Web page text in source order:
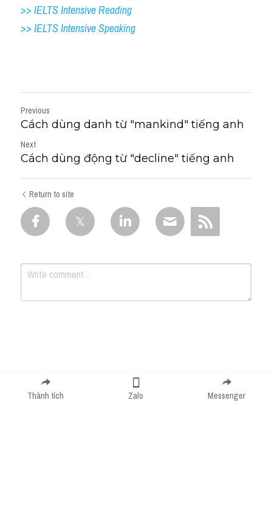
>> IELTS Intensive Reading
>> IELTS Intensive Speaking
Previous
Cách dùng danh từ "mankind" tiếng anh
Next
Cách dùng động từ "decline" tiếng anh
Return to site
Submit
Thành tích Zalo Messenger